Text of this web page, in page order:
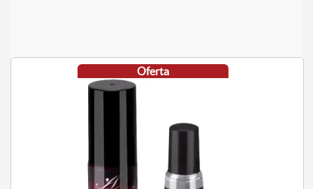
Oferta